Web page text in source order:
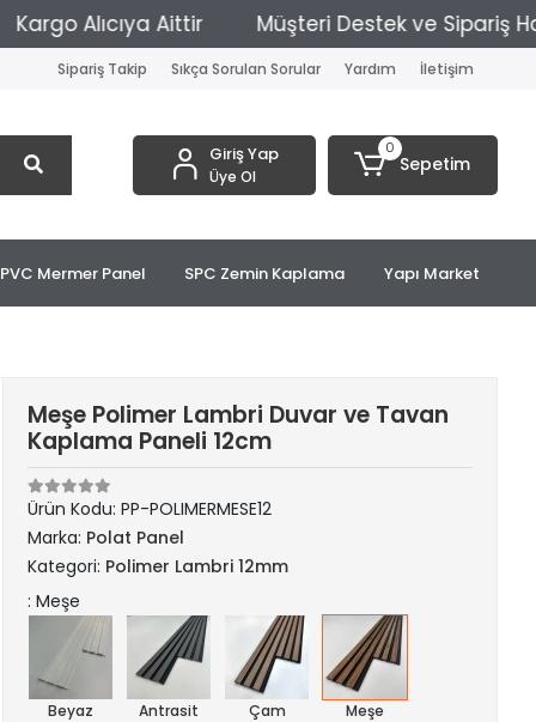
Alıcıya Aittir Müşteri Destek ve Sipariş Hattı:
Sipariş Takip Sıkça Sorulan Sorular Yardım İletişim
Giriş Yap
Üye Ol
0
Sepetim
PVC Mermer Panel SPC Zemin Kaplama Yapı Market
Meşe Polimer Lambri Duvar ve Tavan
Kaplama Paneli 12cm
Ürün Kodu:PP-POLIMERMESE12
Marka: Polat Panel
Kategori: Polimer Lambri 12mm
: Meşe
Beyaz Antrasit Çam Meşe